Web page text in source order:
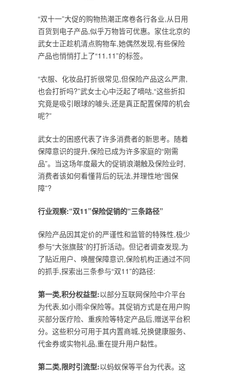
“双十一”大促的购物热潮正席卷各行各业,从日用
百货到电子产品,似乎万物皆可优惠。家住北京的
武女士正趁机清点购物车,她偶然发现,有些保险
产品也悄悄打上了“11.11”的标签。
“衣服、化妆品打折很常见,但保险产品这么严肃,
也会打折吗?”武女士心中泛起了嘀咕,“这些折扣
究竟是吸引眼球的噱头,还是真正配置保障的机会
呢?”
武女士的困惑代表了许多消费者的新思考。随着
保障意识的提升,保险已成为许多家庭的“刚需
品”。当这场年度最大的促销浪潮触及保险业时,
消费者该如何看懂背后的玩法,并理性地“囤保
障”?
行业观察:“双11”保险促销的“三条路径”
保险产品因其定价的严谨性和监管的特殊性,极少
参与“大张旗鼓”的打折活动。但记者调查发现,为
了贴近用户、唤醒保障意识,保险机构正通过不同
的抓手,探索出三条参与“双11”的路径:
第一类,积分权益型:以部分互联网保险中介平台
为代表,如小雨伞保险等。其促销方式是在用户购
买部分医疗险、重疾险等特定产品后,赠送平台积
分。这些积分可用于其内置商城,兑换健康服务、
代金券或实物礼品,重在提升用户黏性。
第二类,限时引流型:以蚂蚁保等平台为代表。这